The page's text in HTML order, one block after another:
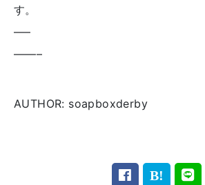
す。
—–
——–
AUTHOR: soapboxderby